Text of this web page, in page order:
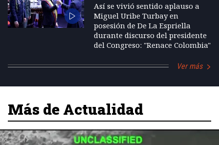
Así se vivió sentido aplauso a
Miguel Uribe Turbay en
posesión de De La Espriella
durante discurso del presidente
del Congreso: "Renace Colombia"
Ver más
Más de Actualidad